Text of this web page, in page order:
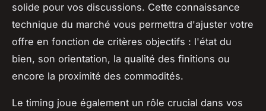
solide pour vos discussions. Cette connaissance
technique du marché vous permettra d'ajuster votre
offre en fonction de critères objectifs : l'état du
bien, son orientation, la qualité des finitions ou
encore la proximité des commodités.
Le timing joue également un rôle crucial dans vos